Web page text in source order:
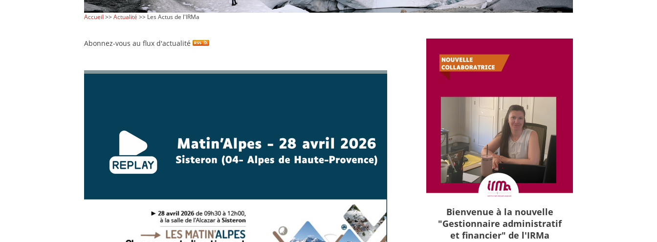
Accueil >>Actualité >> Les Actus de l'IRMa
Abonnez-vous au flux d'actualité
Bienvenue à la nouvelle
"Gestionnaire administratif
et financier" de l'IRMa